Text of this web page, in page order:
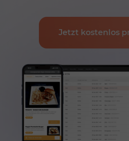
Jetzt kostenlos